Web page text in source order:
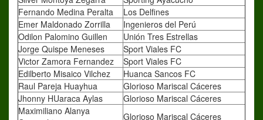
Fernando Medina Peralta
Los Delfines
Emer Maldonado Zorrilla
Ingenieros del Perú
Odilon Palomino Guillen
Unión Tres Estrellas
Jorge Quispe Meneses
Sport Viales FC
Victor Zamora Fernandez
Sport Viales FC
Edilberto Misaico Vilchez
Huanca Sancos FC
Raul Pareja Huayhua
Glorioso Mariscal Cáceres
Jhonny HUaraca Aylas
Glorioso Mariscal Cáceres
Maximiliano Alanya
Glorioso Mariscal Cáceres